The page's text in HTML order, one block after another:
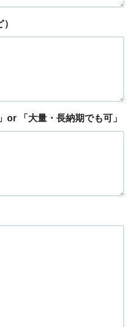
or 「大量・長納期でも可」